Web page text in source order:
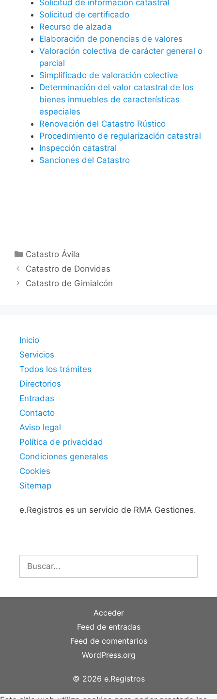
Solicitud de información catastral
Solicitud de certificado
Recurso de alzada
Elaboración de ponencias de valores
Valoración colectiva de carácter general o
parcial
Simplificado de valoración colectiva
Determinación del valor catastral de los
bienes inmuebles de características
especiales
Renovación del Catastro Rústico
Procedimiento de regularización catastral
Inspección catastral
Sanciones del Catastro
Categorías
Catastro Ávila
Catastro de Donvidas
Catastro de Gimialcón
Inicio
Servicios
Todos los trámites
Directorios
Entradas
Contacto
Aviso legal
Política de privacidad
Condiciones generales
Cookies
Sitemap
e.Registros es un servicio de RMA Gestiones.
Acceder
Feed de entradas
Feed de comentarios
WordPress.org
© 2026 e.Registros